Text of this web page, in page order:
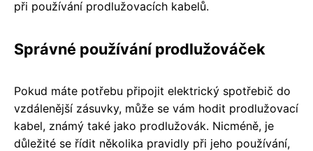
při používání prodlužovacích kabelů.
Správné používání prodlužováček
Pokud máte potřebu připojit elektrický spotřebič do
vzdálenější zásuvky, může se vám hodit prodlužovací
kabel, známý také jako prodlužovák. Nicméně, je
důležité se řídit několika pravidly při jeho používání,